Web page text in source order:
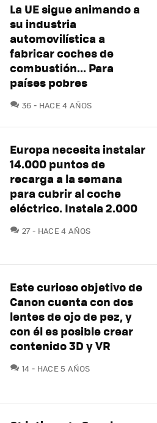
La UE sigue animando a
su industria
automovilística a
fabricar coches de
combustión... Para
países pobres
36 COMENTARIOS
HACE 4 AÑOS
Europa necesita instalar
14.000 puntos de
recarga a la semana
para cubrir al coche
eléctrico. Instala 2.000
27COMENTARIOS
HACE 4 AÑOS
Este curioso objetivo de
Canon cuenta con dos
lentes de ojo de pez, y
con él es posible crear
contenido 3D y VR
14 COMENTARIOS
HACE 5 AÑOS